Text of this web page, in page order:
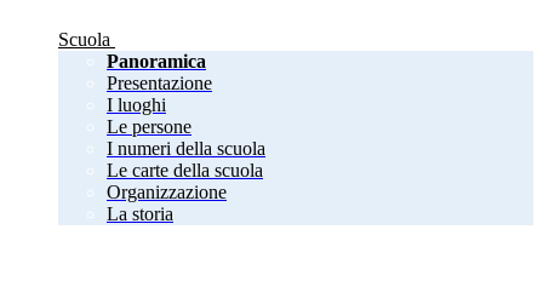
Scuola
Panoramica
Presentazione
I luoghi
Le persone
I numeri della scuola
Le carte della scuola
Organizzazione
La storia